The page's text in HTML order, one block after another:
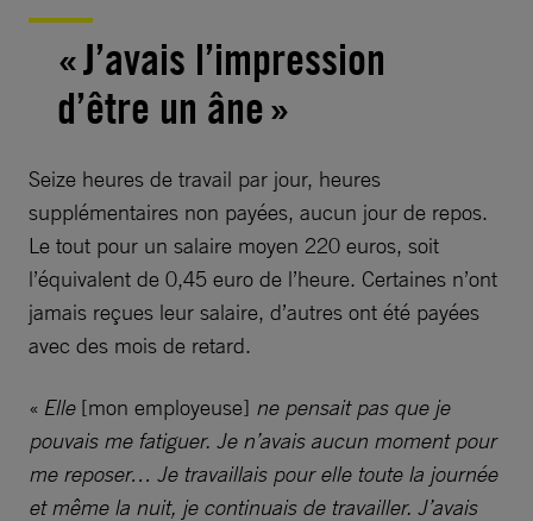
« J’avais l’impression
d’être un âne »
Seize heures de travail par jour, heures
supplémentaires non payées, aucun jour de repos.
Le tout pour un salaire moyen 220 euros, soit
l’équivalent de 0,45 euro de l’heure. Certaines n’ont
jamais reçues leur salaire, d’autres ont été payées
avec des mois de retard.
« Elle[mon employeuse] ne pensait pas que je
pouvais me fatiguer. Je n’avais aucun moment pour
me reposer… Je travaillais pour elle toute la journée
et même la nuit, je continuais de travailler. J’avais